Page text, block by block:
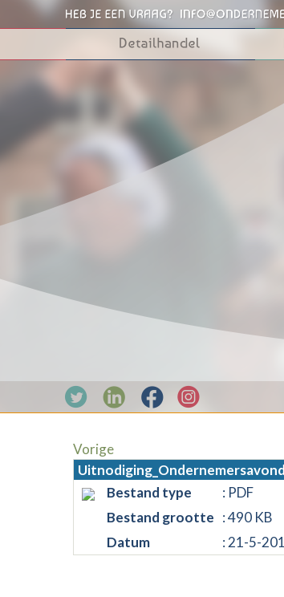
Vorige
Bestand type
: PDF
Bestand grootte : 490 KB
Datum
: 21-5-